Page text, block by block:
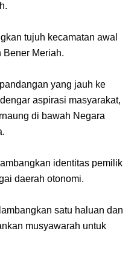
tujuh kecamatan awal
Bener Meriah.
yang jauh ke
aspirasi masyarakat,
di bawah Negara
identitas pemilik
daerah otonomi.
satu haluan dan
musyawarah untuk